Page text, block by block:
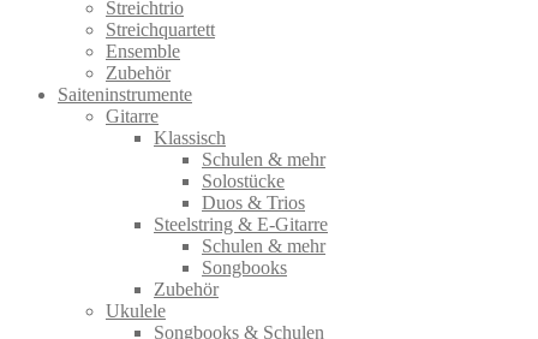
Streichtrio
Streichquartett
Ensemble
Zubehör
Saiteninstrumente
Gitarre
Klassisch
Schulen & mehr
Solostücke
Duos & Trios
Steelstring & E-Gitarre
Schulen & mehr
Songbooks
Zubehör
Ukulele
Songbooks & Schulen